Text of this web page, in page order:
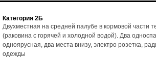
Категория 2Б
Двухместная на средней палубе в кормовой части
(раковина с горячей и холодной водой). Два
одноярусная, два места внизу, электро розетка,
одежды